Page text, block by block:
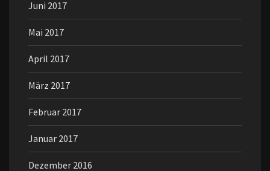
Juni 2017
Mai 2017
April 2017
März 2017
Februar 2017
Januar 2017
Dezember 2016